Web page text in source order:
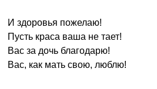
И здоровья пожелаю!
Пусть краса ваша не тает!
Bас за дочь благодарю!
Bас, как мать свою, люблю!